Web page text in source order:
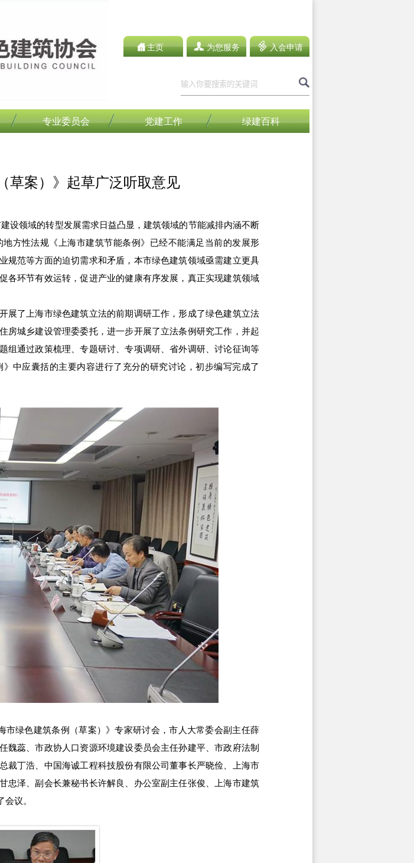
主页 为您服务 入会申请
专业委员会 党建工作 绿建百科
草案）》起草广泛听取意见
领域的转型发展需求日益凸显，建筑领域的节能减排内涵不断
方性法规《上海市建筑节能条例》已经不能满足当前的发展形
规范等方面的迫切需求和矛盾，本市绿色建筑领域亟需建立更具
各环节有效运转，促进产业的健康有序发展，真正实现建筑领域
了上海市绿色建筑立法的前期调研工作，形成了绿色建筑立法
房城乡建设管理委委托，进一步开展了立法条例研究工作，并起
组通过政策梳理、专题研讨、专项调研、省外调研、讨论征询等
中应囊括的主要内容进行了充分的研究讨论，初步编写完成了
绿色建筑条例（草案）》专家研讨会，市人大常委会副主任薛
魏蕊、市政协人口资源环境建设委员会主任孙建平、市政府法制
裁丁浩、中国海诚工程科技股份有限公司董事长严晓俭、上海市
忠泽、副会长兼秘书长许解良、办公室副主任张俊、上海市建筑
议。